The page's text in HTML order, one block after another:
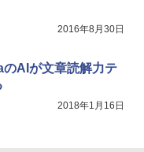
2016年8月30日
AIが文章読解力テ
2018年1月16日